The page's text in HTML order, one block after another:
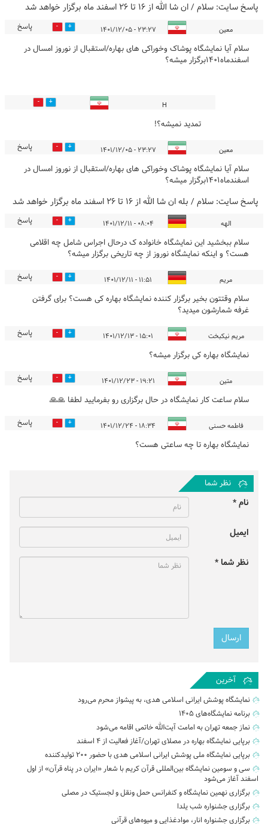
پاسخ سایت: سلام / ان شا الله از 16 تا 26 اسفند ماه برگزار خواهد شد
معین ۲۳:۲۷ - ۱۴۰۱/۱۲/۰۵ 0 پاسخ
سلام آیا نمایشگاه پوشاک وخوراکی های بهاره/استقبال از نوروز امسال در
اسفندماه1401برگزار میشه؟
H
تمدید نمیشه؟!
معین ۲۳:۲۷ - ۱۴۰۱/۱۲/۰۵ 0 پاسخ
سلام آیا نمایشگاه پوشاک وخوراکی های بهاره/استقبال از نوروز امسال در
اسفندماه1401برگزار میشه؟
پاسخ سایت: سلام / بله ان شا الله از 16 تا 26 اسفند ماه برگزار خواهد شد
الهه ۰۸:۰۴ - ۱۴۰۱/۱۲/۱۱ 0 پاسخ
سلام ببخشید این نمایشگاه خانواده ک درحال اجراس شامل چه اقلامی
هست؟ و اینکه نمایشگاه نوروز از چه تاریخی برگزار میشه؟
مریم ۱۱:۵۱ - ۱۴۰۱/۱۲/۱۱ پاسخ
سلام وقتتون بخیر برگزار کننده نمایشگاه بهاره کی هست؟ برای گرفتن
غرفه شمارشون میدید؟
مریم نیکبخت ۱۵:۰۱ - ۱۴۰۱/۱۲/۱۳ 0 پاسخ
نمایشگاه بهاره کی برگزار میشه؟
متین ۱۹:۲۱ - ۱۴۰۱/۱۲/۲۳ 0 پاسخ
سلام ساعت کار نمایشگاه در حال برگزاری رو بفرمایید لطفا 🙏🙏
فاطمه حسنی ۱۸:۳۴ - ۱۴۰۱/۱۲/۲۴ 0 پاسخ
نمایشگاه بهاره تا چه ساعتی هست؟
نظر شما
نام *
ایمیل
نظر شما *
آخرین
نمایشگاه پوشش ایرانی اسلامی هدی، به پیشواز محرم می‌رود
برنامه نمایشگاه‌های ۱۴۰۵
نماز جمعه تهران به امامت آیت‌الله خاتمی اقامه می‌شود
برپایی نمایشگاه بهاره در مصلای تهران/آغاز فعالیت از ۴ اسفند
برپایی نمایشگاه ملی پوشش ایرانی اسلامی هدی با حضور ۲۰۰ تولیدکننده
سی و سومین نمایشگاه بین‌المللی قرآن کریم با شعار «ایران در پناه قرآن» از اول
اسفند آغاز می‌شود
برگزاری نهمین نمایشگاه و کنفرانس حمل‌ ونقل و لجستیک در مصلی
برگزاری جشنواره شب یلدا
برگزاری جشنواره انار، موادغذایی و میوه‌های قرآنی